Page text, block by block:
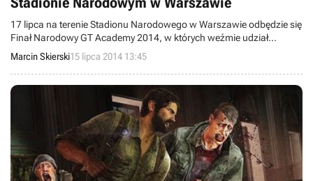
17 lipca na terenie Stadionu Narodowego w Warszawie odbędzie się
Finał Narodowy GT Academy 2014, w których weźmie udział
osiemnastu najlepszych graczy z Polski i Czech w Gran Turismo 6.
Zmagania uczestników będzie można oglądać zupełnie za darmo -
wstęp wolny.
Marcin Skierski15 lipca 2014 13:45